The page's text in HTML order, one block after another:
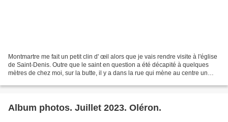
Montmartre me fait un petit clin d' œil alors que je vais rendre visite à l'église
de Saint-Denis. Outre que le saint en question a été décapité à quelques
mètres de chez moi, sur la butte, il y a dans la rue qui mène au centre un
Album photos. Juillet 2023. Oléron.